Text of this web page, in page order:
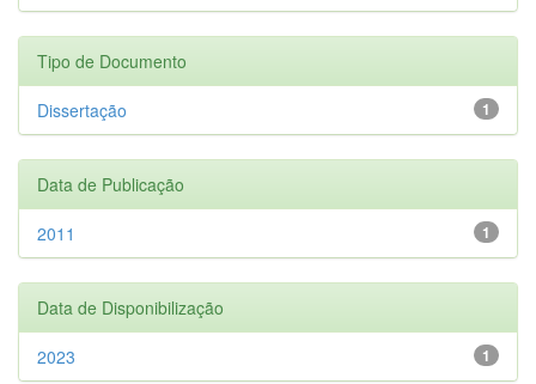
Tipo de Documento
1
Dissertação
Data de Publicação
1
2011
Data de Disponibilização
1
2023